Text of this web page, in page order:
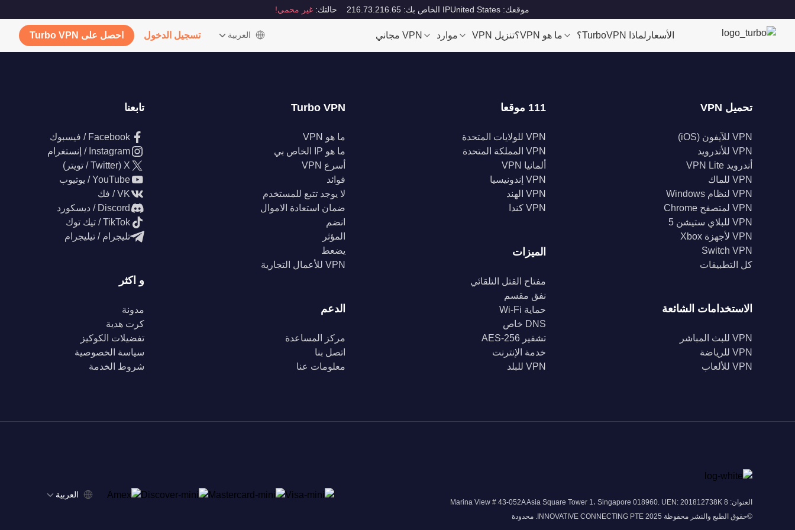
موقعك: United States IP الخاص بك: 216.73.216.65 حالتك: غير محمي!
الأسعار لماذا TurboVPN؟ ما هو VPN؟ تنزيل VPN موارد VPN مجاني ‫العربية تسجيل الدخول احصل على Turbo VPN
تحميل VPN
VPN للآيفون (iOS)
VPN للأندرويد
أندرويد VPN Lite
VPN للماك
VPN لنظام Windows
VPN لمتصفح Chrome
VPN للبلاي ستيشن 5
VPN لأجهزة Xbox
Switch VPN
كل التطبيقات
الاستخدامات الشائعة
VPN للبث المباشر
VPN للرياضة
VPN للألعاب
111 موقعا
VPN للولايات المتحدة
VPN المملكة المتحدة
ألمانيا VPN
VPN إندونيسيا
VPN الهند
VPN كندا
الميزات
مفتاح القتل التلقائي
نفق مقسم
حماية Wi-Fi
DNS خاص
تشفير AES-256
خدمة الإنترنت
VPN للبلد
Turbo VPN
ما هو VPN
ما هو IP الخاص بي
أسرع VPN
فوائد
لا يوجد تتبع للمستخدم
ضمان استعادة الاموال
انضم
المؤثر
يضعط
VPN للأعمال التجارية
الدعم
مركز المساعدة
اتصل بنا
معلومات عنا
تابعنا
Facebook / فيسبوك
Instagram / إنستغرام
X (Twitter / تويتر)
YouTube / يوتيوب
VK / فك
Discord / ديسكورد
TikTok / تيك توك
تليجرام / تيليجرام
و اكثر
مدونة
كرت هدية
تفضيلات الكوكيز
سياسة الخصوصية
شروط الخدمة
العنوان: 8 Marina View # 43-052A Asia Square Tower 1، Singapore 018960. UEN: 201812738K
©حقوق الطبع والنشر محفوظة 2025 INNOVATIVE CONNECTING PTE. محدودة
‫العربية